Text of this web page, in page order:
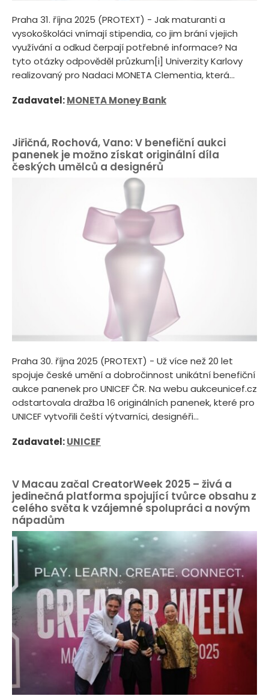
Praha 31. října 2025 (PROTEXT) - Jak maturanti a
vysokoškoláci vnímají stipendia, co jim brání v jejich
využívání a odkud čerpají potřebné informace? Na
tyto otázky odpověděl průzkum[i] Univerzity Karlovy
realizovaný pro Nadaci MONETA Clementia, která...
Zadavatel:MONETA Money Bank
Jiřičná, Rochová, Vano: V benefiční aukci
panenek je možno získat originální díla
českých umělců a designérů
Praha 30. října 2025 (PROTEXT) - Už více než 20 let
spojuje české umění a dobročinnost unikátní benefiční
aukce panenek pro UNICEF ČR. Na webu aukceunicef.cz
odstartovala dražba 16 originálních panenek, které pro
UNICEF vytvořili čeští výtvarníci, designéři...
Zadavatel:UNICEF
V Macau začal CreatorWeek 2025 – živá a
jedinečná platforma spojující tvůrce obsahu z
celého světa k vzájemné spolupráci a novým
nápadům